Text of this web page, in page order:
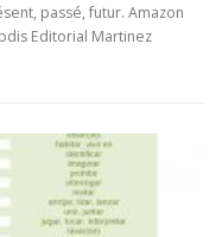
passé, futur. Amazon
Editorial Martinez